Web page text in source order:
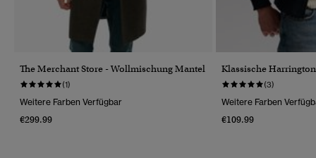
The Merchant Store - Wollmischung Mantel
(1)
Weitere Farben Verfügbar
€299.99
Klassische
(3)
Weitere Farben
€109.99